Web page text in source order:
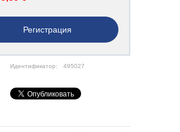
Регистрация
Идентификатор: 495027